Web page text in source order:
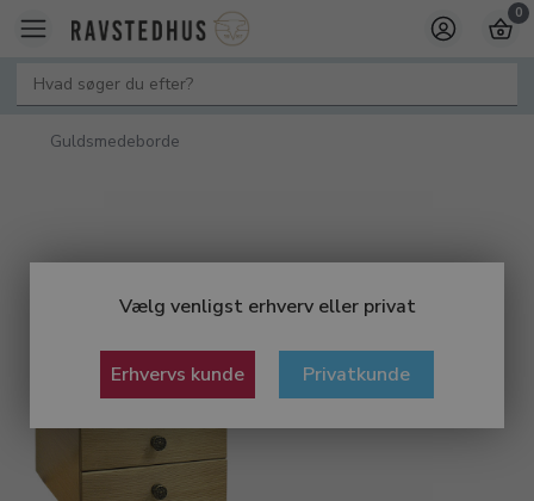
Vælg venligst erhverv eller privat
Erhvervs kunde Privatkunde
0
Guldsmedeborde